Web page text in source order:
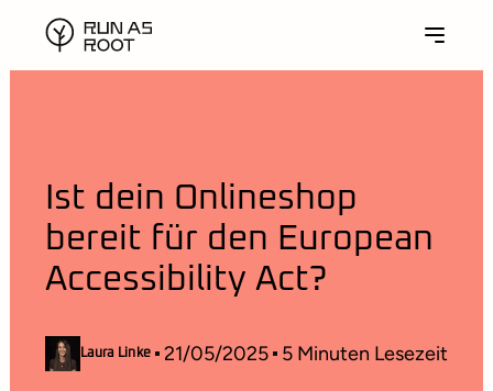
Ist dein Onlineshop
bereit für den European
Accessibility Act?
Laura Linke 21/05/2025 5Minuten Lesezeit